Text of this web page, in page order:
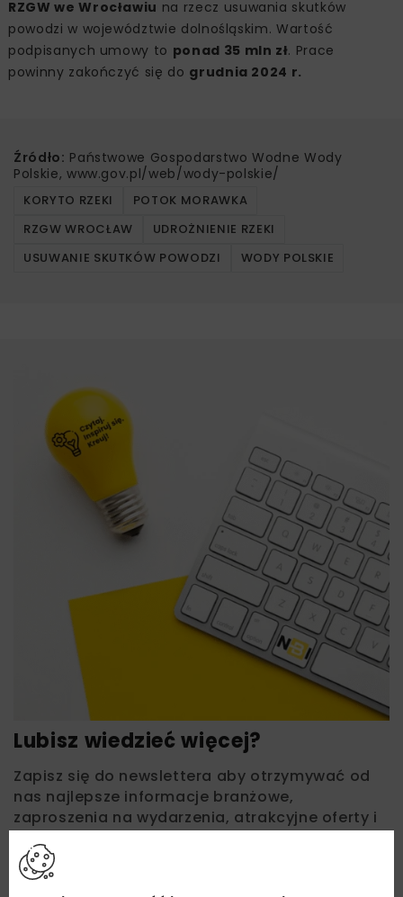
RZGW we Wrocławiu na rzecz usuwania skutków
powodzi w województwie dolnośląskim. Wartość
podpisanych umowy to ponad 35 mln zł. Prace
powinny zakończyć się do grudnia 2024 r.
Źródło: Państwowe Gospodarstwo Wodne Wody
Polskie, www.gov.pl/web/wody-polskie/
KORYTO RZEKI
POTOK MORAWKA
RZGW WROCŁAW
UDROŻNIENIE RZEKI
USUWANIE SKUTKÓW POWODZI
WODY POLSKIE
Lubisz wiedzieć więcej?
Zapisz się do newslettera aby otrzymywać od
nas najlepsze informacje branżowe,
zaproszenia na wydarzenia, atrakcyjne oferty i